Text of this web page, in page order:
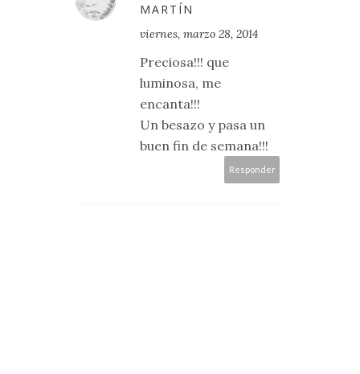
MARTÍN
viernes, marzo 28, 2014
Preciosa!!! que
luminosa, me
encanta!!!
Un besazo y pasa un
buen fin de semana!!!
Responder